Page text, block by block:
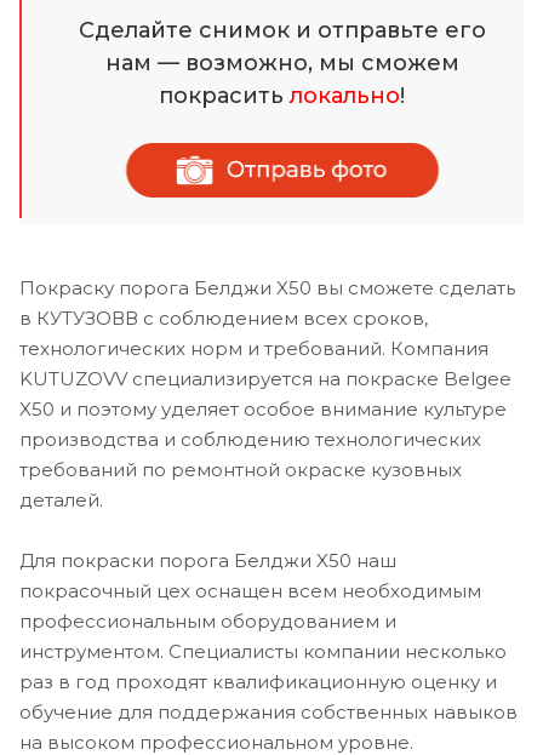
Сделайте снимок и отправьте его
нам — возможно, мы сможем
покраситьлокально!
Покраску порога Белджи X50 вы сможете сделать
в КУТУЗОВВ с соблюдением всех сроков,
технологических норм и требований. Компания
KUTUZOVV специализируется на покраске Belgee
X50 и поэтому уделяет особое внимание культуре
производства и соблюдению технологических
требований по ремонтной окраске кузовных
деталей.
Для покраски порога Белджи X50 наш
покрасочный цех оснащен всем необходимым
профессиональным оборудованием и
инструментом. Специалисты компании несколько
раз в год проходят квалификационную оценку и
обучение для поддержания собственных навыков
на высоком профессиональном уровне.